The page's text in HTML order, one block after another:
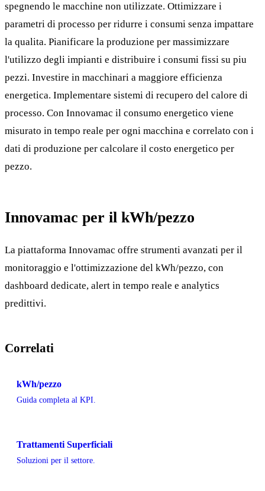
spegnendo le macchine non utilizzate. Ottimizzare i
parametri di processo per ridurre i consumi senza impattare
la qualita. Pianificare la produzione per massimizzare
l'utilizzo degli impianti e distribuire i consumi fissi su piu
pezzi. Investire in macchinari a maggiore efficienza
energetica. Implementare sistemi di recupero del calore di
processo. Con Innovamac il consumo energetico viene
misurato in tempo reale per ogni macchina e correlato con i
dati di produzione per calcolare il costo energetico per
pezzo.
Innovamac per il kWh/pezzo
La piattaforma Innovamac offre strumenti avanzati per il
monitoraggio e l'ottimizzazione del kWh/pezzo, con
dashboard dedicate, alert in tempo reale e analytics
predittivi.
Correlati
kWh/pezzo
Guida completa al KPI.
Trattamenti Superficiali
Soluzioni per il settore.